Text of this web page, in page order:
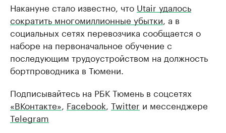
Накануне стало известно, что Utair удалось
сократить многомиллионные убытки , а в
социальных сетях перевозчика сообщается о
наборе на первоначальное обучение с
последующим трудоустройством на должность
бортпроводника в Тюмени.
Подписывайтесь на РБК Тюмень в соцсетях
«ВКонтакте» Facebook Twitter и мессенджере
Telegram